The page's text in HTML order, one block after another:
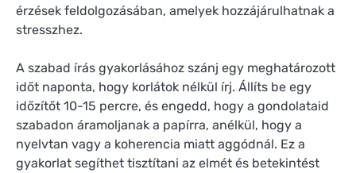
érzések feldolgozásában, amelyek hozzájárulhatnak a
stresszhez.
A szabad írás gyakorlásához szánj egy meghatározott
időt naponta, hogy korlátok nélkül írj. Állíts be egy
időzítőt 10-15 percre, és engedd, hogy a gondolataid
szabadon áramoljanak a papírra, anélkül, hogy a
nyelvtan vagy a koherencia miatt aggódnál. Ez a
gyakorlat segíthet tisztítani az elmét és betekintést